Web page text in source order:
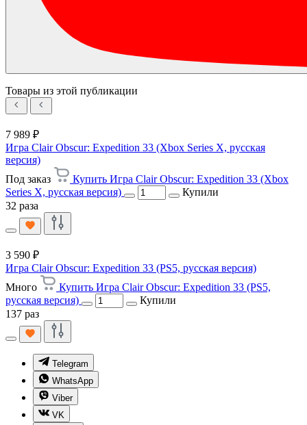
Товары из этой публикации
7 989 ₽
Игра Clair Obscur: Expedition 33 (Xbox Series X, русская
версия)
Под заказ
Купить Игра Clair Obscur: Expedition 33 (Xbox
Series X, русская версия)
Купили
32 раза
3 590 ₽
Игра Clair Obscur: Expedition 33 (PS5, русская версия)
Много
Купить Игра Clair Obscur: Expedition 33 (PS5,
русская версия)
Купили
137 раз
Telegram
WhatsApp
Viber
VK